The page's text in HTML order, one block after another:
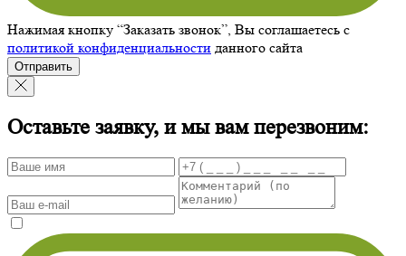
Нажимая кнопку “Заказать звонок”, Вы соглашаетесь с
политикой конфиденциальности данного сайта
Отправить
Оставьте заявку, и мы вам перезвоним: